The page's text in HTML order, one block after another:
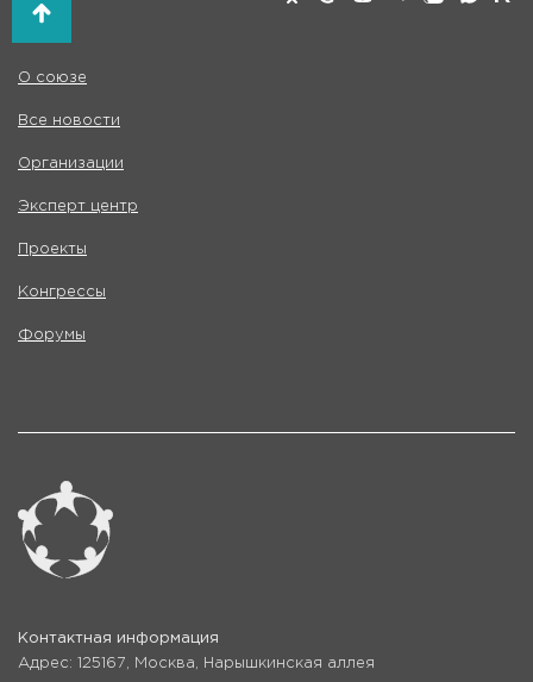
О союзе
Все новости
Организации
Эксперт центр
Проекты
Конгрессы
Форумы
Контактная информация
Адрес: 125167, Москва, Нарышкинская аллея